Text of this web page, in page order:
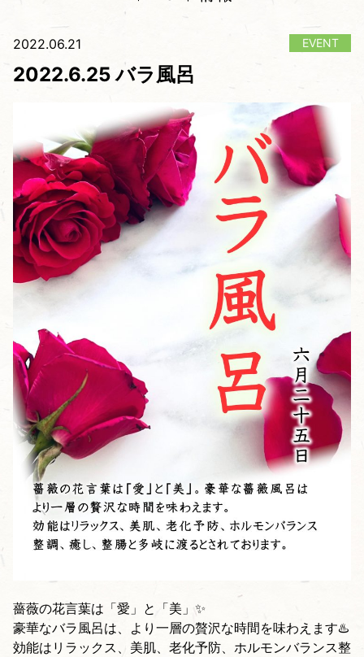
2022.06.21
2022.6.25 バラ風呂
薔薇の花言葉は「愛」と「美」✨
豪華なバラ風呂は、より一層の贅沢な時間を味わえます♨️
効能はリラックス、美肌、老化予防、ホルモンバランス整